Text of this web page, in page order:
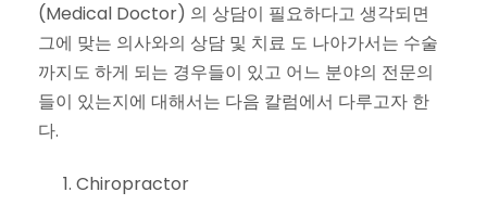
(Medical Doctor) 의 상담이 필요하다고 생각되면
그에 맞는 의사와의 상담 및 치료 도 나아가서는 수술
까지도 하게 되는 경우들이 있고 어느 분야의 전문의
들이 있는지에 대해서는 다음 칼럼에서 다루고자 한
다.
Chiropractor